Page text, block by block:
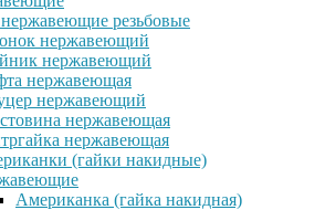
резьбовые
нержавеющий
нержавеющий
нержавеющая
нержавеющий
нержавеющая
нержавеющая
(гайки накидные)
Американка (гайка накидная)